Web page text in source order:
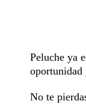
Peluche ya
oportunidad
No te